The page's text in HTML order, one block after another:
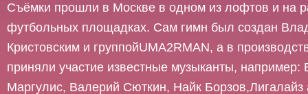
Съёмки прошли в Москве в одном из лофтов и на
футбольных площадках. Сам гимн был создан
Кристовским и группойUMA2RMAN, а в
приняли участие известные музыканты, например:
Маргулис, Валерий Сюткин, Найк Борзов,Лигалайз